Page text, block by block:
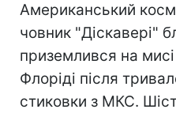
Американський
човник "Діскавері"
приземлився на
Флоріді після
стиковки з МКС.